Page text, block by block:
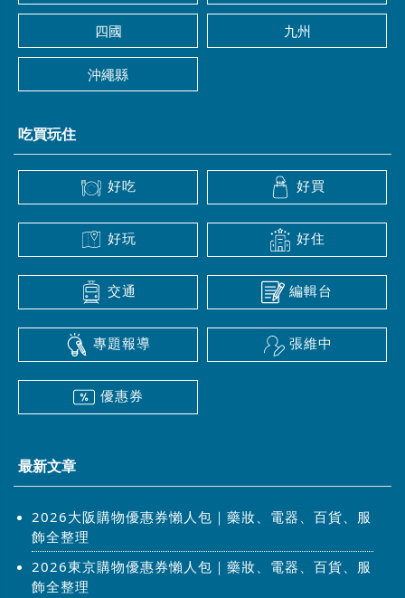
四國 九州
沖繩縣
吃買玩住
好吃 好買
好玩 好住
交通 編輯台
專題報導 張維中
優惠券
最新文章
2026大阪購物優惠券懶人包｜藥妝、電器、百貨、服
飾全整理
2026東京購物優惠券懶人包｜藥妝、電器、百貨、服
飾全整理